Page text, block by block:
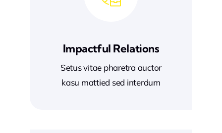
Impactful Relations
Setus vitae pharetra auctor
kasu mattied sed interdum